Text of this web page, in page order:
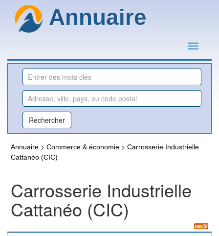
Annuaire
Annuaire > Commerce & économie > Carrosserie Industrielle
Cattanéo (CIC)
Carrosserie Industrielle
Cattanéo (CIC)